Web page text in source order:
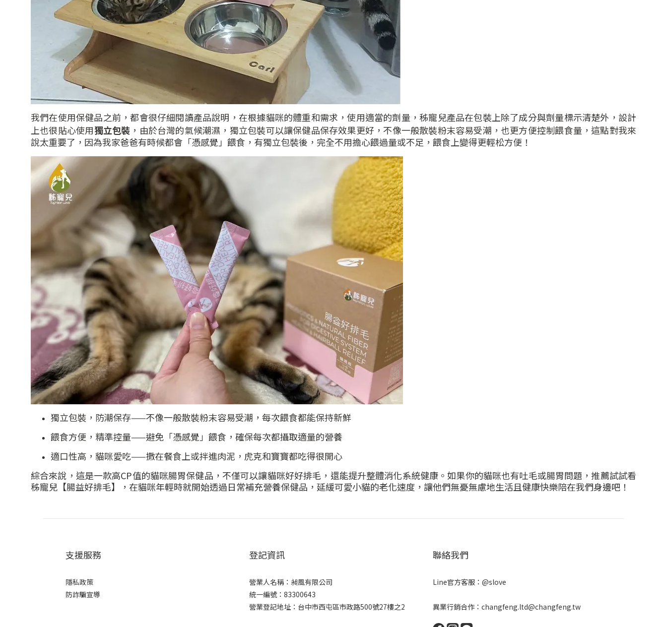
我們在使用保健品之前，都會很仔細閱讀產品說明，在根據貓咪的體重和需求，使用適當的劑量，秭寵兒產品在包裝上除了成分與劑量標示清楚外，設計
上也很貼心使用獨立包裝 ，由於台灣的氣候潮濕，獨立包裝可以讓保健品保存效果更好，不像一般散裝粉末容易受潮，也更方便控制餵食量，這點對我來
說太重要了，因為我家爸爸有時候都會「憑感覺」餵食，有獨立包裝後，完全不用擔心餵過量或不足，餵食上變得更輕松方便！
獨立包裝，防潮保存——不像一般散裝粉末容易受潮，每次餵食都能保持新鮮
餵食方便，精準控量——避免「憑感覺」餵食，確保每次都攝取適量的營養
適口性高，貓咪愛吃——撒在餐食上或拌進肉泥，虎克和寶寶都吃得很開心
綜合來說，這是一款高CP值的貓咪腸胃保健品，不僅可以讓貓咪好好排毛，還能提升整體消化系統健康。如果你的貓咪也有吐毛或腸胃問題，推薦試試看
秭寵兒【腸益好排毛】，在貓咪年輕時就開始透過日常補充營養保健品，延緩可愛小貓的老化速度，讓他們無憂無慮地生活且健康快樂陪在我們身邊吧！
支援服務
隱私政策
防詐騙宣導
登記資訊
營業人名稱：昶風有限公司
統一編號：83300643
營業登記地址：台中市西屯區市政路500號27樓之2
聯絡我們
Line官方客服： @slove
異業行銷合作：changfeng.ltd@changfeng.tw